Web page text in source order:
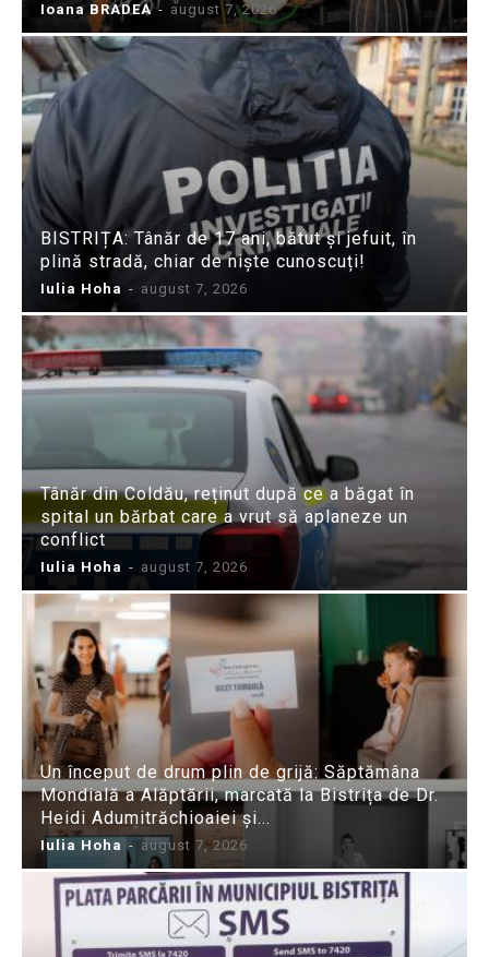
Ioana BRADEA - august 7, 2026
BISTRIȚA: Tânăr de 17 ani, bătut și jefuit, în
plină stradă, chiar de niște cunoscuți!
Iulia Hoha - august 7, 2026
Tânăr din Coldău, reținut după ce a băgat în
spital un bărbat care a vrut să aplaneze un
conflict
Iulia Hoha - august 7, 2026
Un început de drum plin de grijă: Săptămâna
Mondială a Alăptării, marcată la Bistrița de Dr.
Heidi Adumitrăchioaiei și...
Iulia Hoha - august 7, 2026